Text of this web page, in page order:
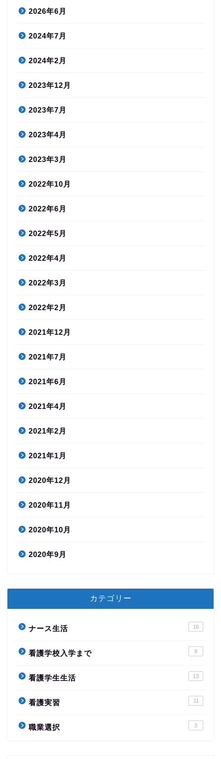
2026年6月
2024年7月
2024年2月
2023年12月
2023年7月
2023年4月
2023年3月
2022年10月
2022年6月
2022年5月
2022年4月
2022年3月
2022年2月
2021年12月
2021年7月
2021年6月
2021年4月
2021年2月
2021年1月
2020年12月
2020年11月
2020年10月
2020年9月
カテゴリー
ナース生活 16
看護学校入学まで 9
看護学生生活 13
看護実習 11
職業選択 3